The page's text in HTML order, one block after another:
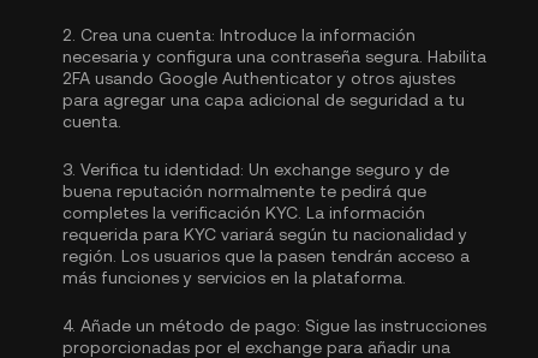
2. Crea una cuenta: Introduce la información
necesaria y configura una contraseña segura. Habilita
2FA usando Google Authenticatory otros ajustes
para agregar una capa adicional de seguridad a tu
cuenta.
3. Verifica tu identidad: Un exchange seguro y de
buena reputación normalmente te pedirá que
completes la verificación KYC. La información
requerida para KYC variará según tu nacionalidad y
región. Los usuarios que la pasen tendrán acceso a
más funciones y servicios en la plataforma.
4. Añade un método de pago: Sigue las instrucciones
proporcionadas por el exchange para añadir una